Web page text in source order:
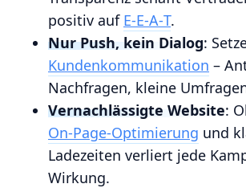
positiv auf E‑E‑A‑T.
Nur Push, kein Dialog:
Kundenkommunikation –
Nachfragen, kleine
Vernachlässigte Website:
On‑Page‑Optimierung und
Ladezeiten verliert jede
Wirkung.